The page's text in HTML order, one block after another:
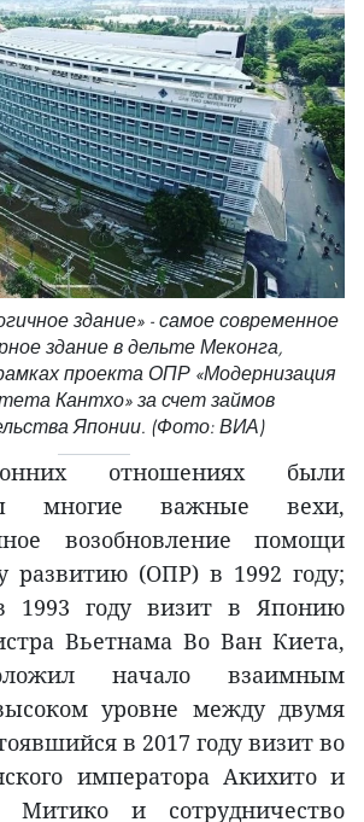
здание» - самое современное
здание в дельте Меконга,
проекта ОПР «Модернизация
Кантхо» за счет займов
Японии. (Фото: ВИА)
отношениях были
многие важные вехи,
возобновление помощи
развитию (ОПР) в 1992 году;
1993 году визит в Японию
Вьетнама Во Ван Киета,
начало взаимным
уровне между двумя
в 2017 году визит во
императора Акихито и
Митико и сотрудничество